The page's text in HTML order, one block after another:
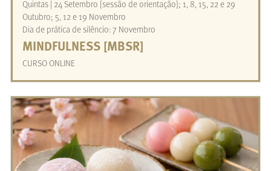
Quintas | 24 Setembro [sessão de orientação]; 1, 8, 15, 22 e 29
Outubro; 5, 12 e 19 Novembro
Dia de prática de silêncio: 7 Novembro
MINDFULNESS [MBSR]
CURSO ONLINE